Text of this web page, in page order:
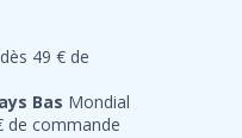
49 € de
Bas Mondial
de commande